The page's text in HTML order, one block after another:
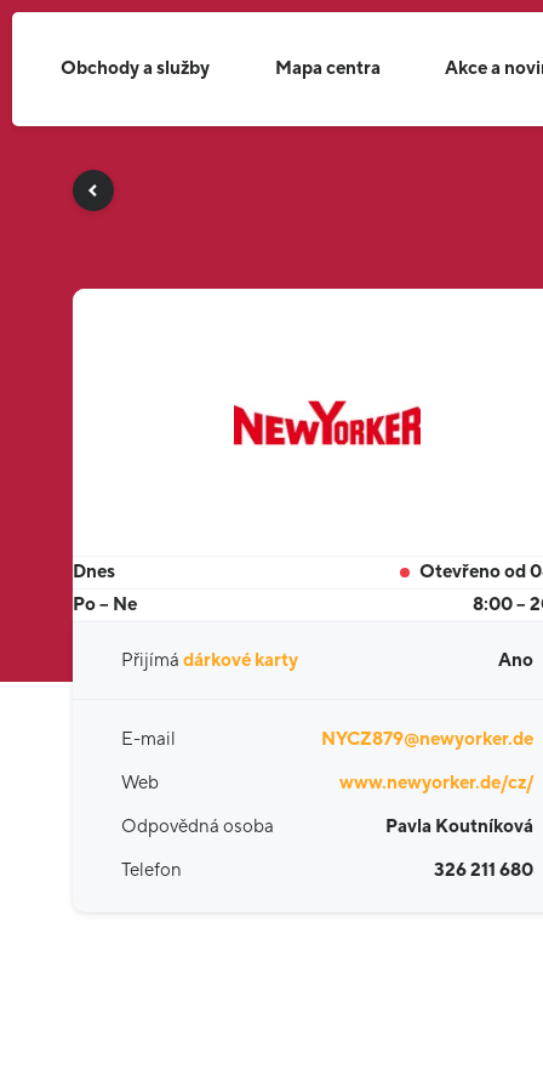
Obchody a služby Mapa centra Akce a
Dnes
Otevřeno od
Po – Ne
8:00 –
Přijímá dárkové karty Ano
E-mail
NYCZ879@newyorker.de
Web
www.newyorker.de/cz/
Odpovědná osoba
Pavla Koutníková
Telefon
326 211 680